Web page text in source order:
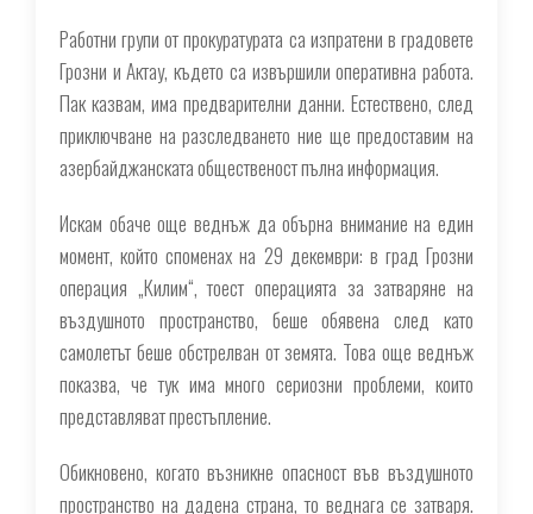
Работни групи от прокуратурата са изпратени в градовете
Грозни и Актау, където са извършили оперативна работа.
Пак казвам, има предварителни данни. Естествено, след
приключване на разследването ние ще предоставим на
азербайджанската общественост пълна информация.
Искам обаче още веднъж да обърна внимание на един
момент, който споменах на 29 декември: в град Грозни
операция „Килим“, тоест операцията за затваряне на
въздушното пространство, беше обявена след като
самолетът беше обстрелван от земята. Това още веднъж
показва, че тук има много сериозни проблеми, които
представляват престъпление.
Обикновено, когато възникне опасност във въздушното
пространство на дадена страна, то веднага се затваря.